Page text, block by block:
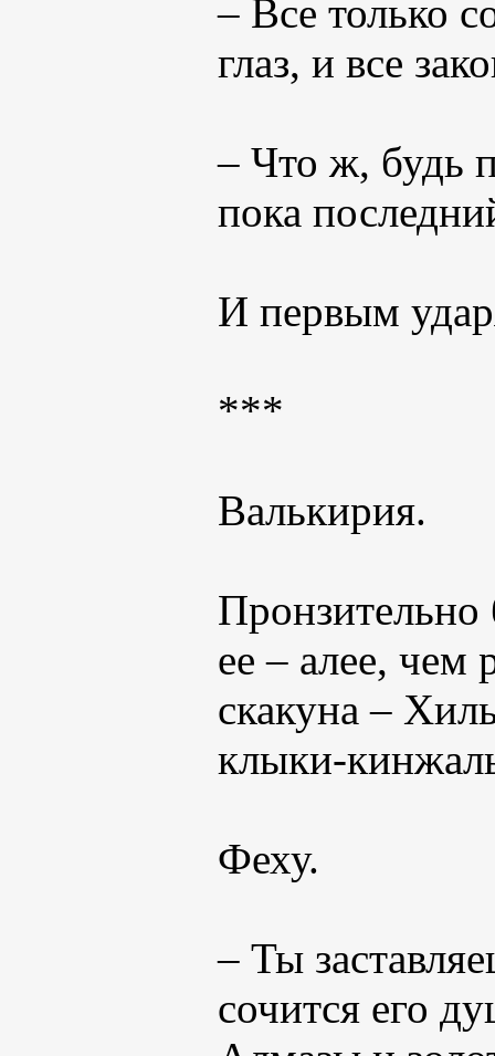
– Все только
глаз, и все
– Что ж, будь
пока
И первым
***
Валькирия.
Пронзительно
ее – алее, чем
скакуна –
клыки-
Феху.
– Ты
сочится его